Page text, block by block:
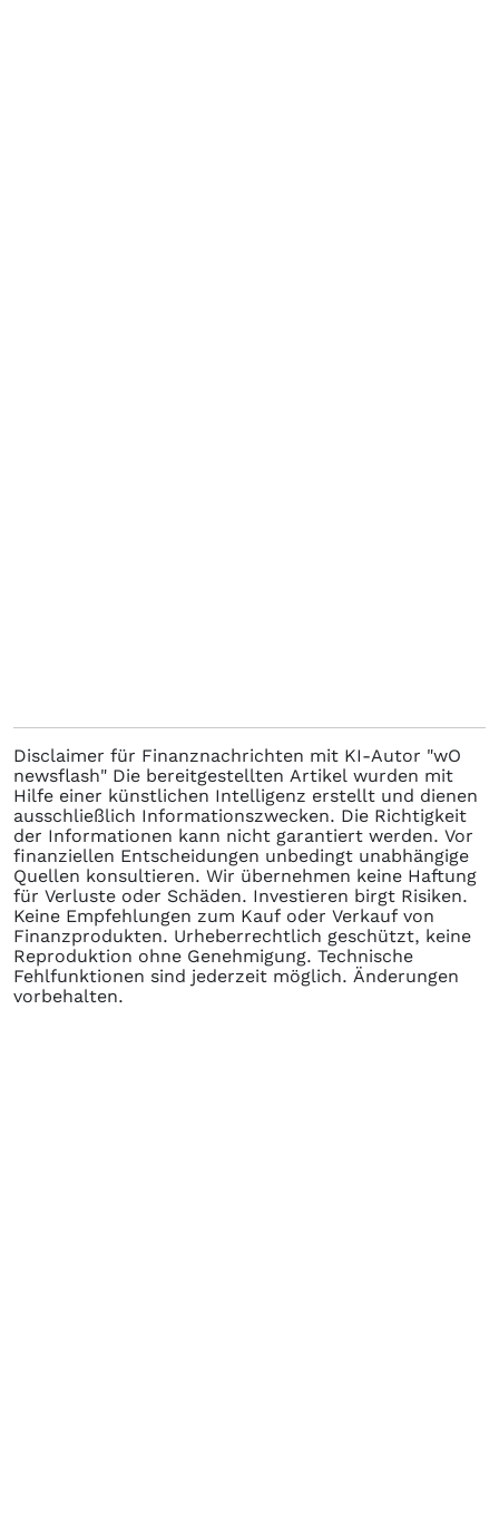
Disclaimer für Finanznachrichten mit KI-Autor "wO
newsflash" Die bereitgestellten Artikel wurden mit
Hilfe einer künstlichen Intelligenz erstellt und dienen
ausschließlich Informationszwecken. Die Richtigkeit
der Informationen kann nicht garantiert werden. Vor
finanziellen Entscheidungen unbedingt unabhängige
Quellen konsultieren. Wir übernehmen keine Haftung
für Verluste oder Schäden. Investieren birgt Risiken.
Keine Empfehlungen zum Kauf oder Verkauf von
Finanzprodukten. Urheberrechtlich geschützt, keine
Reproduktion ohne Genehmigung. Technische
Fehlfunktionen sind jederzeit möglich. Änderungen
vorbehalten.